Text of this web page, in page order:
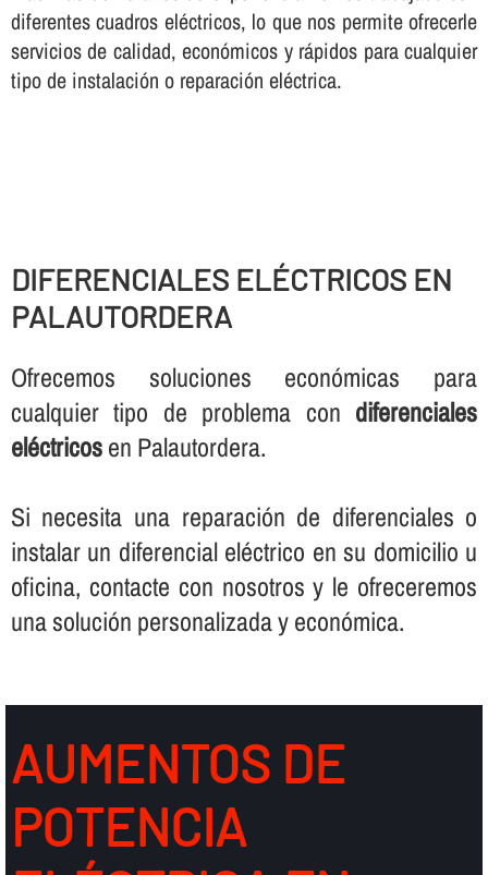
diferentes cuadros eléctricos, lo que nos permite ofrecerle
servicios de calidad, económicos y rápidos para cualquier
tipo de instalación o reparación eléctrica.
DIFERENCIALES ELÉCTRICOS EN
PALAUTORDERA
Ofrecemos soluciones económicas para
cualquier tipo de problema con diferenciales
eléctricosen Palautordera.
Si necesita una reparación de diferenciales o
instalar un diferencial eléctrico en su domicilio u
oficina, contacte con nosotros y le ofreceremos
una solución personalizada y económica.
AUMENTOS DE
POTENCIA